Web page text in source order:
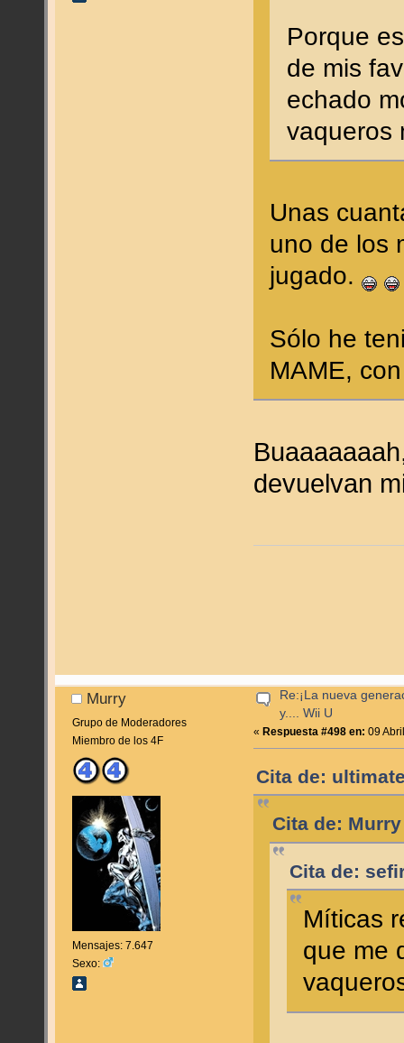
Porque
de mis
echado
vaqueros
Unas
uno de los
jugado.
Sólo he
MAME,
devuelvan
Murry
Grupo de Moderadores
Miembro de los 4F
Mensajes: 7.647
Sexo:
Re:¡La nueva
y.... Wii U
«Respuesta #498 en: 09
Cita de:
Cita de:
Cita de:
Míticas
que me